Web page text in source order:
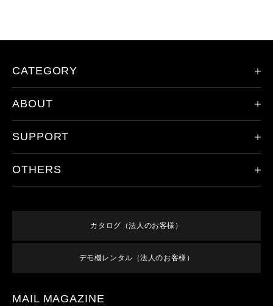
CATEGORY
限定モデル
その他のライト
アクセサリ
ABOUT
会社概要
SUPPORT
製品登録
オンラインショップご利用案内
OTHERS
利用規約
特定商取引法に基づく表記
カタログ（法人のお客様）
デモ機レンタル（法人のお客様）
MAIL MAGAZINE